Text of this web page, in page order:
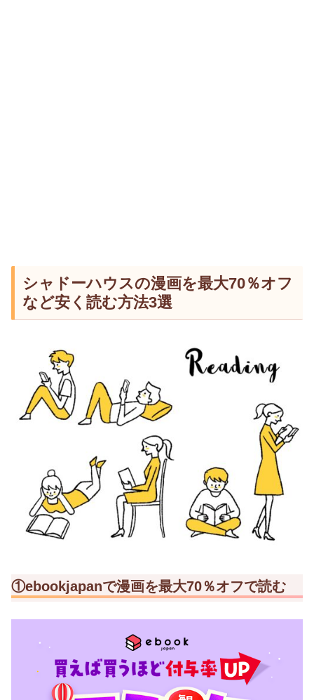
シャドーハウスの漫画を最大70％オフ
など安く読む方法3選
①ebookjapanで漫画を最大70％オフで読む